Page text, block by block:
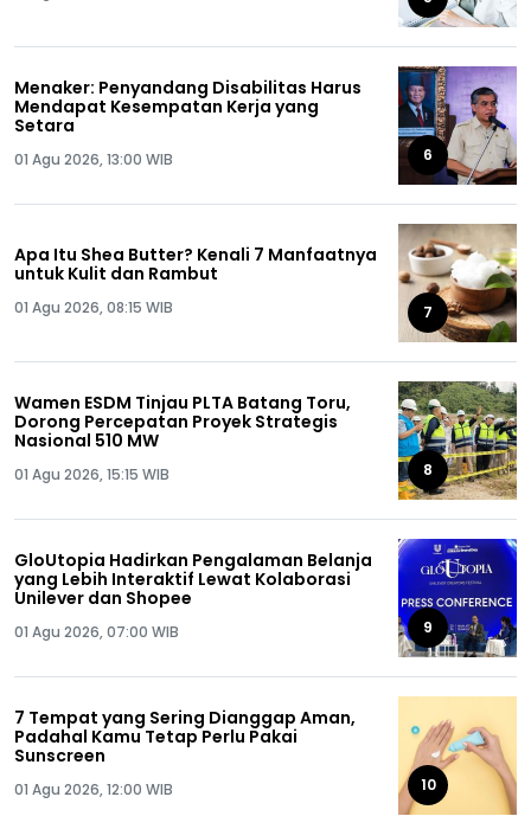
Menaker: Penyandang Disabilitas Harus
Mendapat Kesempatan Kerja yang
Setara
01 Agu 2026, 13:00 WIB 6
Apa Itu Shea Butter? Kenali 7 Manfaatnya
untuk Kulit dan Rambut
01 Agu 2026, 08:15 WIB 7
Wamen ESDM Tinjau PLTA Batang Toru,
Dorong Percepatan Proyek Strategis
Nasional 510 MW
01 Agu 2026, 15:15 WIB 8
GloUtopia Hadirkan Pengalaman Belanja
yang Lebih Interaktif Lewat Kolaborasi
Unilever dan Shopee
01 Agu 2026, 07:00 WIB 9
7 Tempat yang Sering Dianggap Aman,
Padahal Kamu Tetap Perlu Pakai
Sunscreen
01 Agu 2026, 12:00 WIB 10